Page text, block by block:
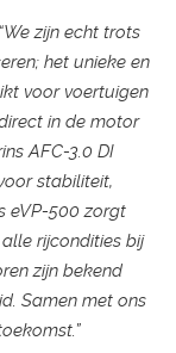
“We zijn echt trots
het unieke en
voor voertuigen
in de motor
AFC-3.0 DI
stabiliteit,
eVP-500 zorgt
rijcondities bij
zijn bekend
Samen met ons